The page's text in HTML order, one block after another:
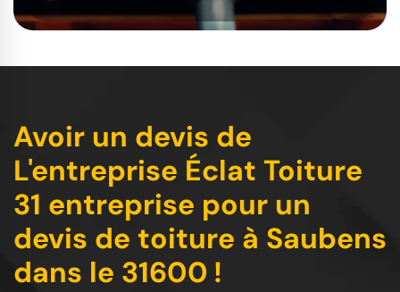
Avoir un devis de
L'entreprise Éclat Toiture
31 entreprise pour un
devis de toiture à Saubens
dans le 31600 !